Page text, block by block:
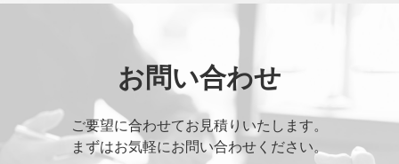
お問い合わせ
ご要望に合わせてお見積りいたします。
まずはお気軽にお問い合わせください。